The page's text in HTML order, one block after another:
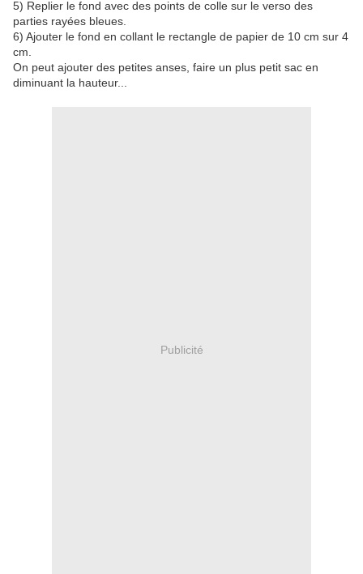
5) Replier le fond avec des points de colle sur le verso des
parties rayées bleues.
6) Ajouter le fond en collant le rectangle de papier de 10 cm sur 4
cm.
On peut ajouter des petites anses, faire un plus petit sac en
diminuant la hauteur...
Publicité